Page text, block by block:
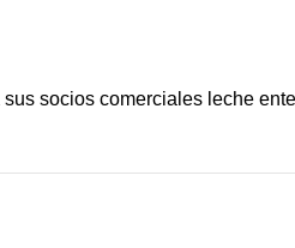
socios comerciales leche